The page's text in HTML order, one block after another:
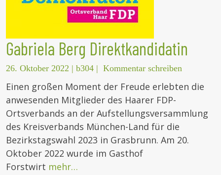
Gabriela Berg Direktkandidatin
26. Oktober 2022 | b304 | Kommentar schreiben
Einen großen Moment der Freude erlebten die
anwesenden Mitglieder des Haarer FDP-
Ortsverbands an der Aufstellungsversammlung
des Kreisverbands München-Land für die
Bezirkstagswahl 2023 in Grasbrunn. Am 20.
Oktober 2022 wurde im Gasthof
Forstwirt mehr…